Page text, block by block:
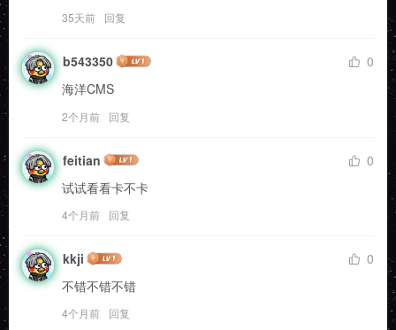
35天前 回复
b543350
0
海洋CMS
2个月前 回复
feitian
0
试试看看卡不卡
4个月前 回复
kkji
0
不错不错不错
4个月前 回复